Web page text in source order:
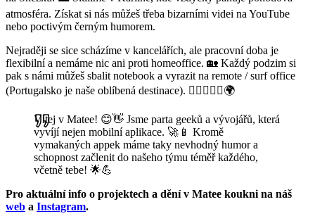
atmosféra. Získat si nás můžeš třeba bizarními videi na YouTube
nebo poctivým černým humorem.
Nejraději se sice scházíme v kancelářích, ale pracovní doba je
flexibilní a nemáme nic ani proti homeoffice. 🏡 Každý podzim si
pak s námi můžeš sbalit notebook a vyrazit na remote / surf office
(Portugalsko je naše oblíbená destinace). 🏄🏻‍♂️🤙🌊🌍
Vítej v Matee! 😊👋 Jsme parta geeků a vývojářů, která
vyvíjí nejen mobilní aplikace. 🚀📱 Kromě
vymakaných appek máme taky nevhodný humor a
schopnost začlenit do našeho týmu téměř každého,
včetně tebe! 🌟💪
Pro aktuální info o projektech a dění v Matee koukni na náš
web a Instagram.